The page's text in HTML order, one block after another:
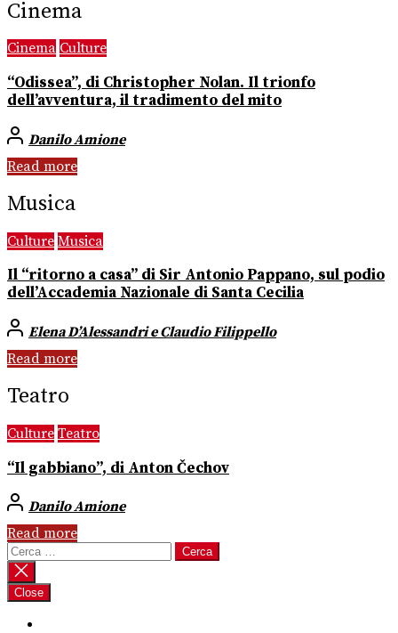
Cinema
Cinema Culture
“Odissea”, di Christopher Nolan. Il trionfo
dell’avventura, il tradimento del mito
Danilo Amione
Read more
Musica
Culture Musica
Il “ritorno a casa” di Sir Antonio Pappano, sul podio
dell’Accademia Nazionale di Santa Cecilia
Elena D’Alessandri e Claudio Filippello
Read more
Teatro
Culture Teatro
“Il gabbiano”, di Anton Čechov
Danilo Amione
Read more
Ricerca
per:
Close